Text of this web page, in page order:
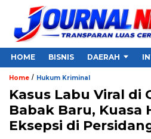
HOME BISNIS DAERAH
Home / Hukum Kriminal
Kasus Labu Viral di
Babak Baru, Kuasa
Eksepsi di